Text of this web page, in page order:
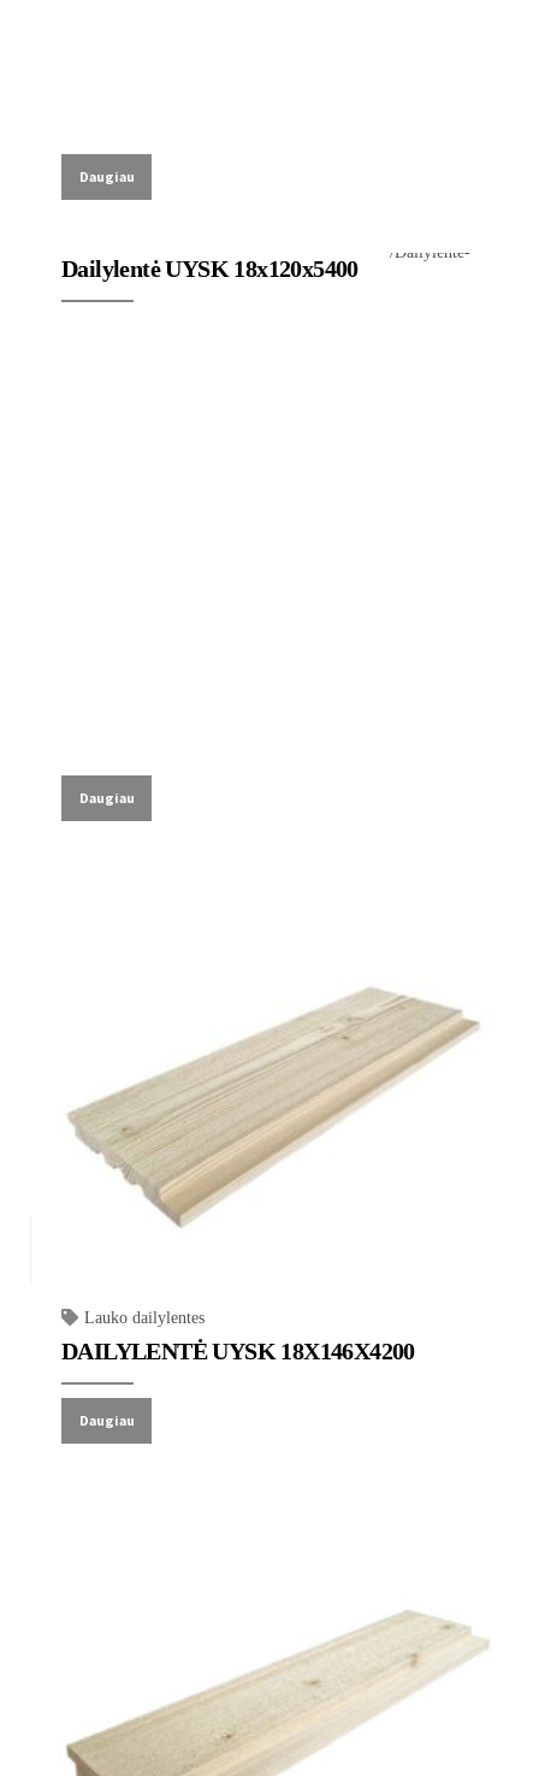
Daugiau
Dailylentė UYSK 18x120x5400
Daugiau
Lauko dailylentes
DAILYLENTĖ UYSK 18X146X4200
Daugiau